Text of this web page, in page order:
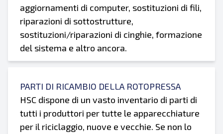
aggiornamenti di computer, sostituzioni di fili,
riparazioni di sottostrutture,
sostituzioni/riparazioni di cinghie, formazione
del sistema e altro ancora.
PARTI DI RICAMBIO DELLA ROTOPRESSA
HSC dispone di un vasto inventario di parti di
tutti i produttori per tutte le apparecchiature
per il riciclaggio, nuove e vecchie. Se non lo